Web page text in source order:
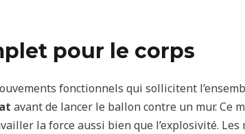
pour le corps
fonctionnels qui sollicitent
avant de lancer le ballon contre un mur. Ce
la force aussi bien que l’explosivité. Les